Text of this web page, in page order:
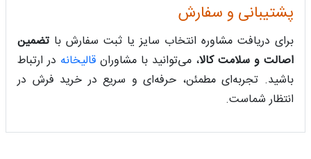
پشتیبانی و سفارش
برای دریافت مشاوره انتخاب سایز یا ثبت سفارش با تضمین
اصالت و سلامت کالا، می‌توانید با مشاوران قالیخانه در ارتباط
باشید. تجربه‌ای مطمئن، حرفه‌ای و سریع در خرید فرش در
انتظار شماست.